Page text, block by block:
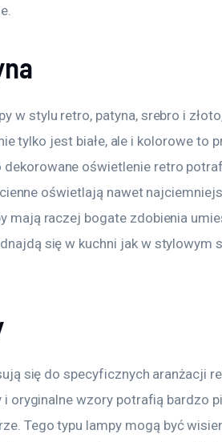
w stylu retro, patyna, srebro i
tylko jest białe, ale i kolorowe to
oświetlenie retro
oświetlają nawet
mają raczej bogate zdobienia
się w kuchni jak w stylowym
się do specyficznych aranżacji
oryginalne wzory potrafią bardzo
Tego typu lampy mogą być